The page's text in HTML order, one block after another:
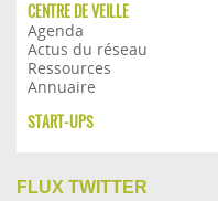
CENTRE DE VEILLE
Agenda
Actus du réseau
Ressources
Annuaire
START-UPS
FLUX TWITTER